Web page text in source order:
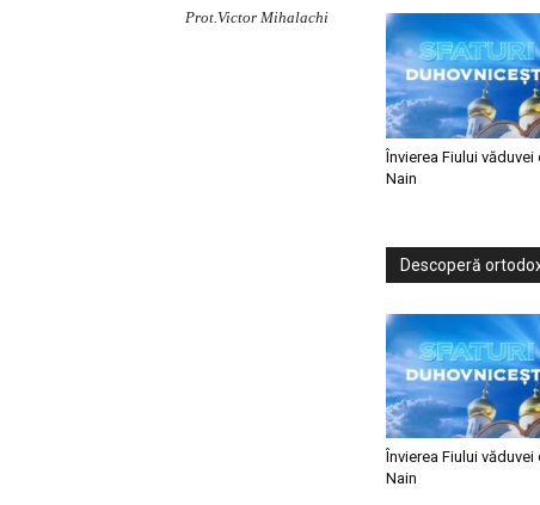
Prot.Victor Mihalachi
Învierea Fiului văduvei
Nain
Descoperă
Învierea Fiului văduvei
Nain